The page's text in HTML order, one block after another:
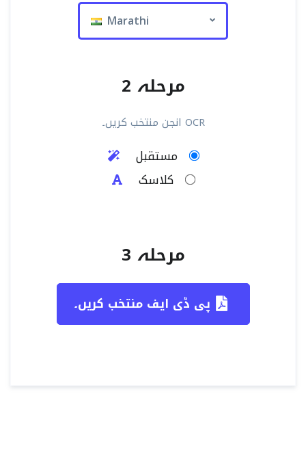
Marathi
مرحلہ 2
OCR انجن منتخب کریں۔
مستقبل
کلاسک
مرحلہ 3
پی ڈی ایف منتخب کریں۔